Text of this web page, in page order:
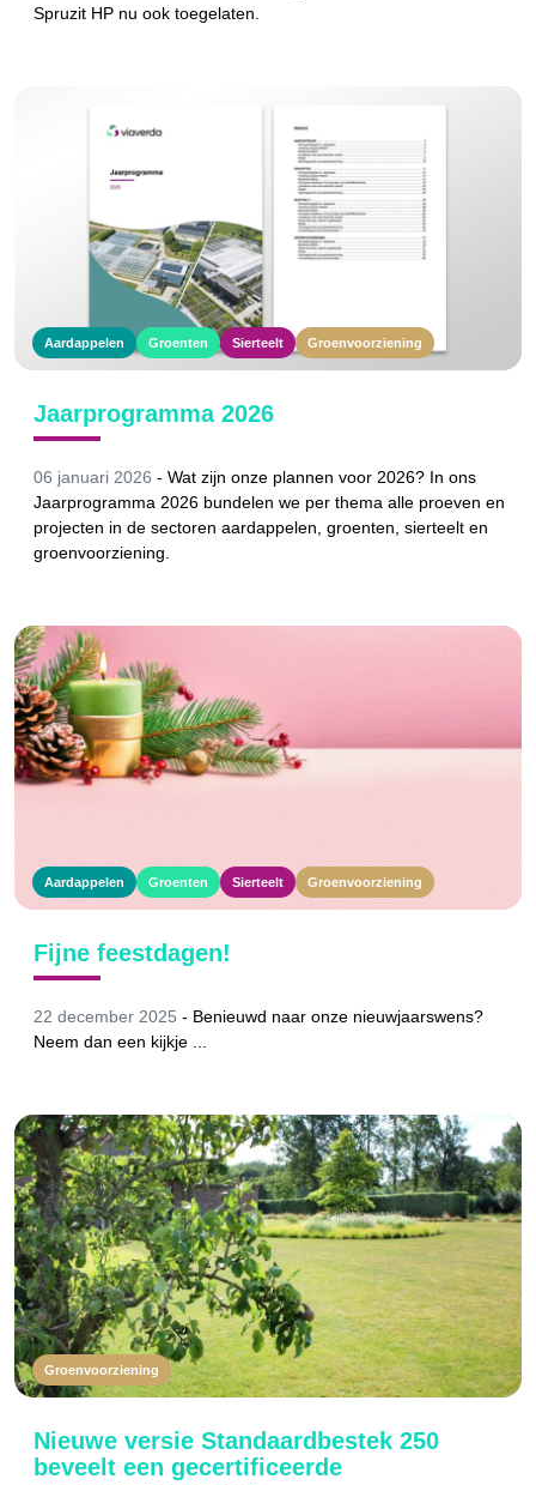
Spruzit HP nu ook toegelaten.
Aardappelen Groenten Sierteelt Groenvoorziening
Jaarprogramma 2026
06 januari 2026 - Wat zijn onze plannen voor 2026? In ons
Jaarprogramma 2026 bundelen we per thema alle proeven en
projecten in de sectoren aardappelen, groenten, sierteelt en
groenvoorziening.
Aardappelen Groenten Sierteelt Groenvoorziening
Fijne feestdagen!
22 december 2025 - Benieuwd naar onze nieuwjaarswens?
Neem dan een kijkje ...
Groenvoorziening
Nieuwe versie Standaardbestek 250
beveelt een gecertificeerde